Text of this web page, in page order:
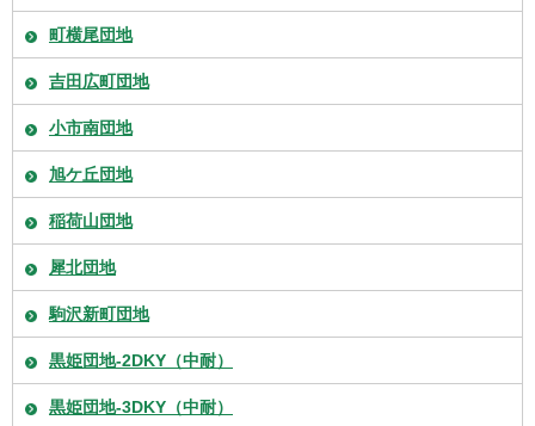
町横尾団地
吉田広町団地
小市南団地
旭ケ丘団地
稲荷山団地
犀北団地
駒沢新町団地
黒姫団地-2DKY（中耐）
黒姫団地-3DKY（中耐）